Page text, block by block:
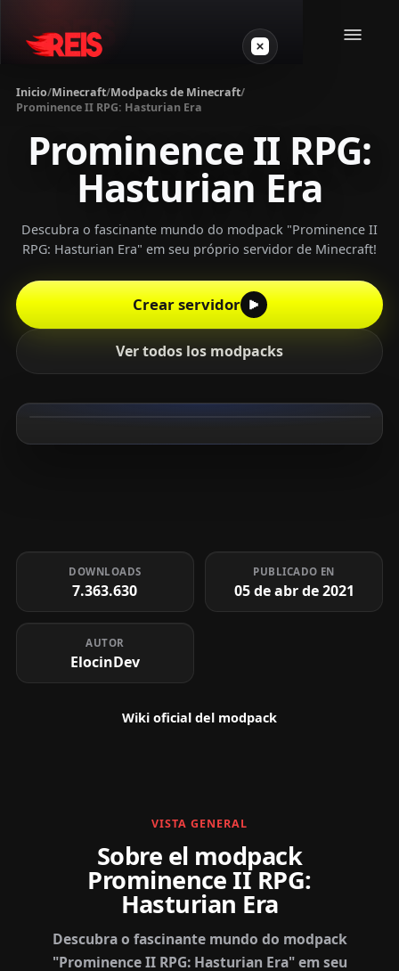
Otros juegos
VPS Gamer
Login
Inicio/Minecraft/Modpacks de Minecraft/
Prominence II RPG: Hasturian Era
Prominence II RPG:
Hasturian Era
Descubra o fascinante mundo do modpack "Prominence II
RPG: Hasturian Era" em seu próprio servidor de Minecraft!
Crear servidor
Ver todos los modpacks
DOWNLOADS
7.363.630
PUBLICADO EN
05 de abr de 2021
AUTOR
ElocinDev
Wiki oficial del modpack
VISTA GENERAL
Sobre el modpack
Prominence II RPG:
Hasturian Era
Descubra o fascinante mundo do modpack
"Prominence II RPG: Hasturian Era" em seu